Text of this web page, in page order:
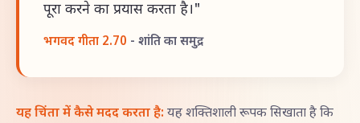
पूरा करने का प्रयास करता है।"
भगवद गीता 2.70 - शांति का समुद्र
यह चिंता में कैसे मदद करता है: यह शक्तिशाली रूपक सिखाता है कि